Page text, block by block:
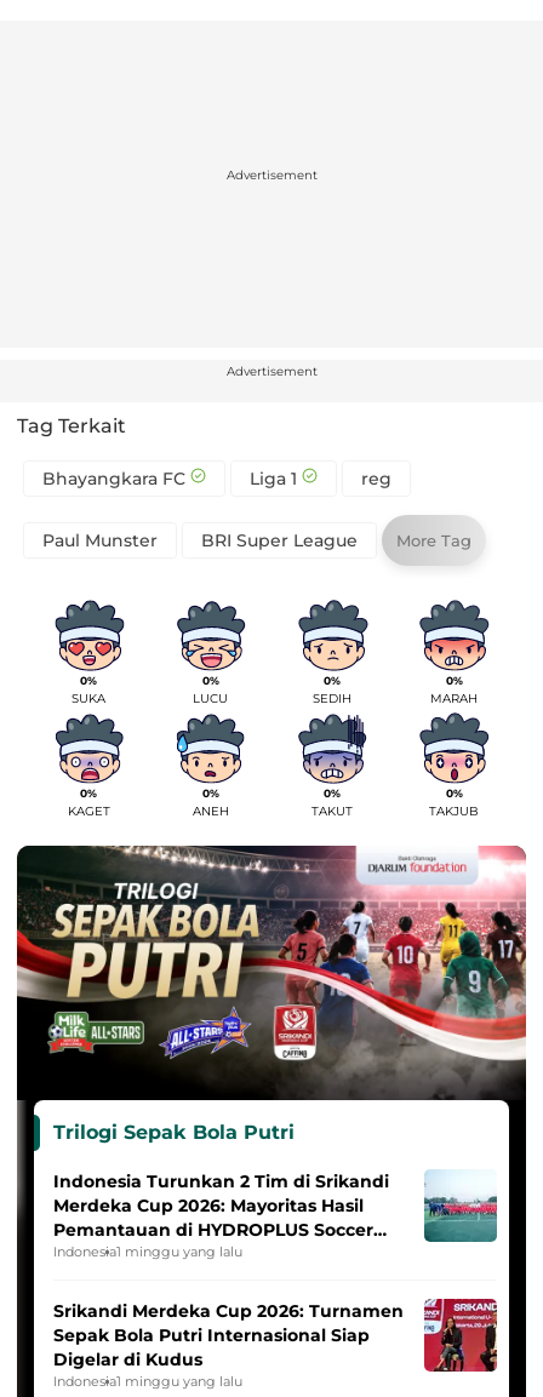
Advertisement
Advertisement
Tag Terkait
Bhayangkara FC Liga 1 reg
Paul Munster BRI Super League More Tag
0%
SUKA
0%
LUCU
0%
SEDIH
0%
MARAH
0%
KAGET
0%
ANEH
0%
TAKUT
0%
TAKJUB
Trilogi Sepak Bola Putri
Indonesia Turunkan 2 Tim di Srikandi
Merdeka Cup 2026: Mayoritas Hasil
Pemantauan di HYDROPLUS Soccer
League
Indonesia1 minggu yang lalu
Srikandi Merdeka Cup 2026: Turnamen
Sepak Bola Putri Internasional Siap
Digelar di Kudus
Indonesia1 minggu yang lalu